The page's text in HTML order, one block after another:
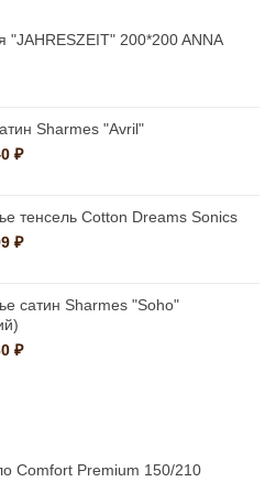
"JAHRESZEIT" 200*200 ANNA
Sharmes "Avril"
₽Диапазон
–
14,040 ₽
тенсель Cotton Dreams Sonics
₽Диапазон
–
сатин Sharmes "Soho"
₽Диапазон
Comfort Premium 150/210